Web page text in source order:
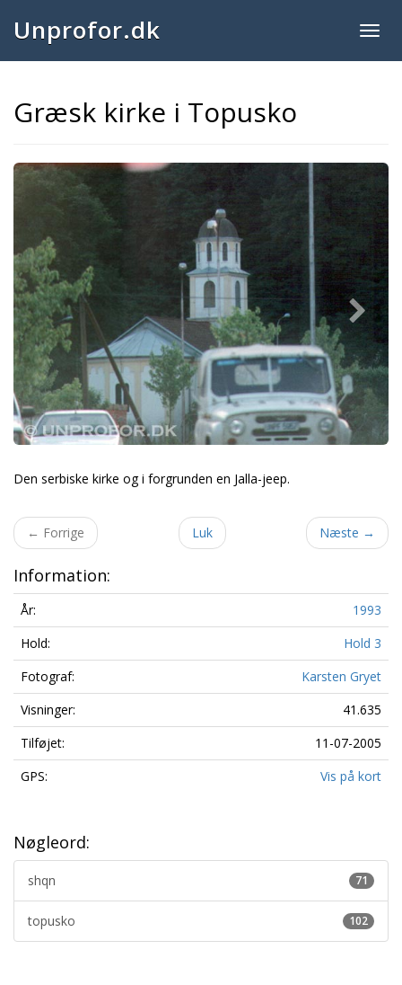
Unprofor.dk
Græsk kirke i Topusko
Den serbiske kirke og i forgrunden en Jalla-jeep.
← Forrige Luk Næste →
Information:
År:
1993
Hold:
Hold 3
Fotograf:
Karsten Gryet
Visninger:
41.635
Tilføjet:
11-07-2005
GPS:
Vis på kort
Nøgleord:
71
shqn
102
topusko